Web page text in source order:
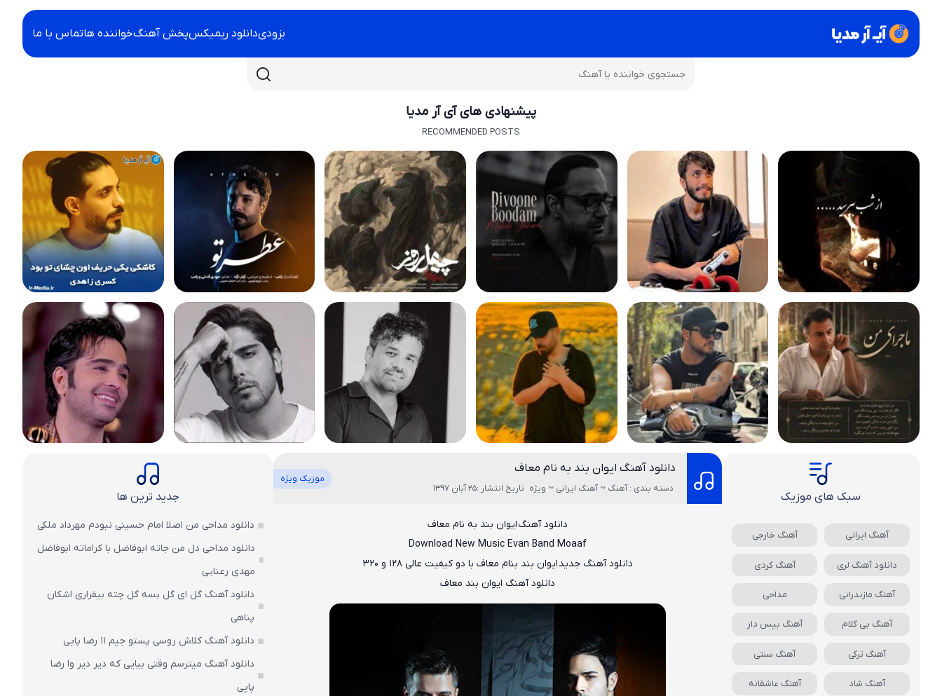
بزودیدانلود ریمیکسپخش آهنگخواننده هاتماس با ما
پیشنهادی های آی آر مدیا
RECOMMENDED POSTS
دانلود آهنگ ایوان بند به نام معاف
موزیک ویژه
دسته بندی : آهنگ ~ آهنگ ایرانی ~ ویژه تاریخ انتشار :25 آبان 1397
دانلود آهنگ ایوان بند به نام معاف
Download New Music Evan Band Moaaf
دانلود آهنگ جدیدایوان بند بنام معافبا دو کیفیت عالی ۱۲۸ و ۳۲۰
دانلود آهنگ ایوان بند معاف
سبک های موزیک
آهنگ ایرانی آهنگ خارجی
دانلود آهنگ لری آهنگ کردی
آهنگ مازندرانی مداحی
آهنگ بی کلام آهنگ بیس دار
آهنگ ترکی آهنگ سنتی
آهنگ شاد آهنگ عاشقانه
جدید ترین ها
دانلود مداحی من اصلا امام حسینی نبودم مهرداد ملکی
دانلود مداحی دل من جاته ابوفاضل با کراماته ابوفاضل
مهدی رعنایی
دانلود آهنگ گل ای گل بسه گل چته بیقراری اشکان
پناهی
دانلود آهنگ کلاش روسی پستو جیم ۱۱ رضا پاپی
دانلود آهنگ میترسم وقتی بیایی که دیر دیر وا رضا
پاپی